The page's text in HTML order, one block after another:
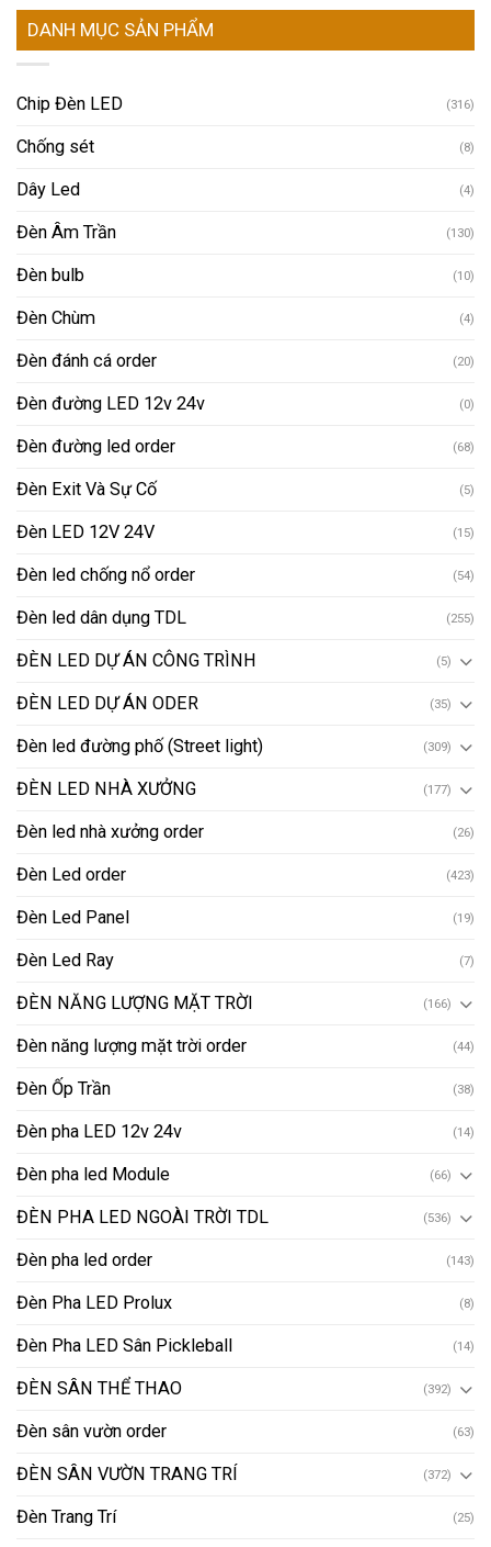
DANH MỤC SẢN PHẨM
Chip Đèn LED (316)
Chống sét (8)
Dây Led (4)
Đèn Âm Trần (130)
Đèn bulb (10)
Đèn Chùm (4)
Đèn đánh cá order (20)
Đèn đường LED 12v 24v (0)
Đèn đường led order (68)
Đèn Exit Và Sự Cố (5)
Đèn LED 12V 24V (15)
Đèn led chống nổ order (54)
Đèn led dân dụng TDL (255)
ĐÈN LED DỰ ÁN CÔNG TRÌNH (5)
ĐÈN LED DỰ ÁN ODER (35)
Đèn led đường phố (Street light) (309)
ĐÈN LED NHÀ XƯỞNG (177)
Đèn led nhà xưởng order (26)
Đèn Led order (423)
Đèn Led Panel (19)
Đèn Led Ray (7)
ĐÈN NĂNG LƯỢNG MẶT TRỜI (166)
Đèn năng lượng mặt trời order (44)
Đèn Ốp Trần (38)
Đèn pha LED 12v 24v (14)
Đèn pha led Module (66)
ĐÈN PHA LED NGOÀI TRỜI TDL (536)
Đèn pha led order (143)
Đèn Pha LED Prolux (8)
Đèn Pha LED Sân Pickleball (14)
ĐÈN SÂN THỂ THAO (392)
Đèn sân vườn order (63)
ĐÈN SÂN VƯỜN TRANG TRÍ (372)
Đèn Trang Trí (25)